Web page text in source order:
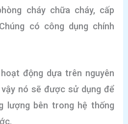
cháy chữa cháy, cấp
có công dụng chính
động dựa trên nguyên
vậy nó sẽ được sử dụng để
lượng bên trong hệ thống